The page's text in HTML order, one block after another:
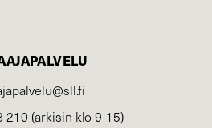
210 (arkisin klo 9-15)